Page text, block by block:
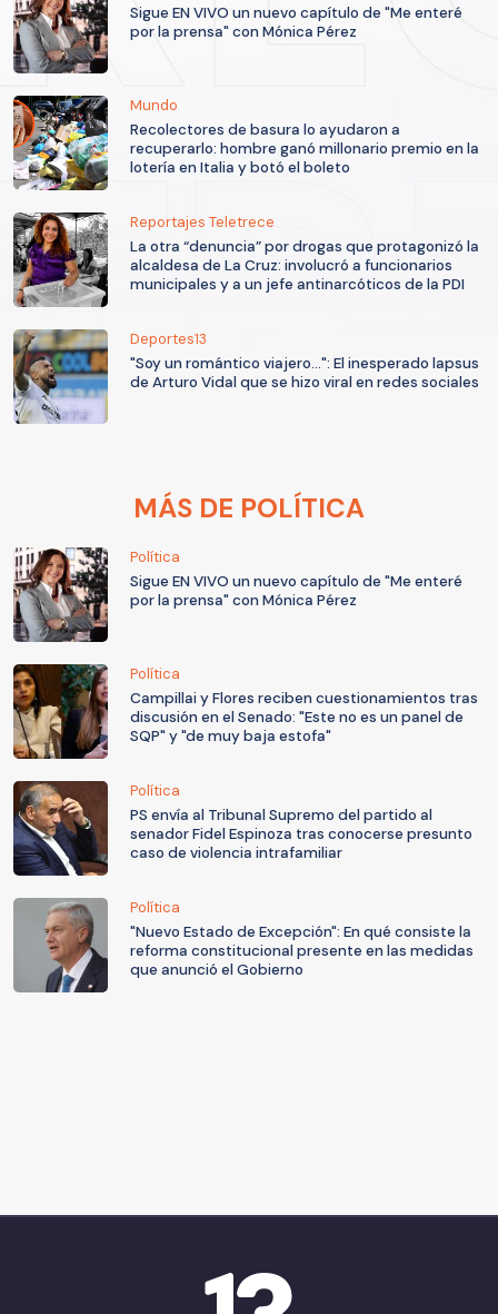
Sigue EN VIVO un nuevo capítulo de "Me enteré
por la prensa" con Mónica Pérez
Mundo
Recolectores de basura lo ayudaron a
recuperarlo: hombre ganó millonario premio en la
lotería en Italia y botó el boleto
Reportajes Teletrece
La otra “denuncia” por drogas que protagonizó la
alcaldesa de La Cruz: involucró a funcionarios
municipales y a un jefe antinarcóticos de la PDI
Deportes13
"Soy un romántico viajero...": El inesperado lapsus
de Arturo Vidal que se hizo viral en redes sociales
MÁS DE POLÍTICA
Política
Sigue EN VIVO un nuevo capítulo de "Me enteré
por la prensa" con Mónica Pérez
Política
Campillai y Flores reciben cuestionamientos tras
discusión en el Senado: "Este no es un panel de
SQP" y "de muy baja estofa"
Política
PS envía al Tribunal Supremo del partido al
senador Fidel Espinoza tras conocerse presunto
caso de violencia intrafamiliar
Política
"Nuevo Estado de Excepción": En qué consiste la
reforma constitucional presente en las medidas
que anunció el Gobierno